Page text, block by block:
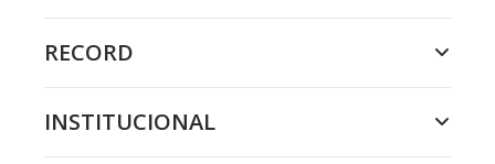
RECORD
INSTITUCIONAL